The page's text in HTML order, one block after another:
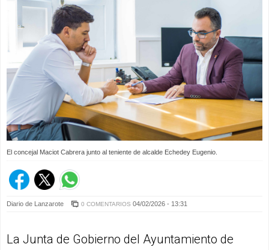
El concejal Maciot Cabrera junto al teniente de alcalde Echedey Eugenio.
Diario de Lanzarote 0 COMENTARIOS 04/02/2026 - 13:31
La Junta de Gobierno del Ayuntamiento de